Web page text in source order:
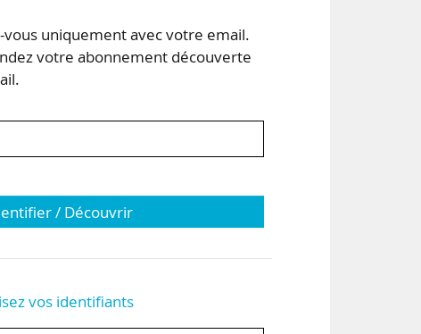
des
uniquement avec votre email.
votre abonnement découverte
/ Découvrir
vos identifiants